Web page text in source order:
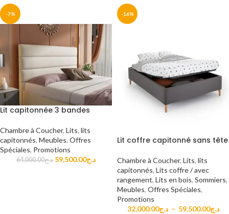
-7%
Lit capitonnée 3 bandes
Chambre à Coucher, Lits, lits
capitonnés, Meubles, Offres
Spéciales, Promotions
د.ج64,000.00 د.ج59,500.00
-16%
Lit coffre capitonné sans tête
Chambre à Coucher, Lits, lits
capitonnés, Lits coffre / avec
rangement, Lits en bois, Sommiers,
Meubles, Offres Spéciales,
Promotions
د.ج32,000.00 – د.ج59,500.00